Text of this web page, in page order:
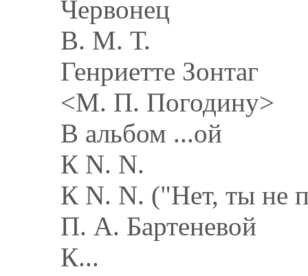
Червонец
В. М. Т.
Генриетте Зонтаг
<М. П. Погодину>
В альбом ...ой
К N. N.
К N. N. ("Нет, ты не
П. А. Бартеневой
К...